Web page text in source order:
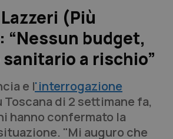
(Più
“Nessun budget,
a rischio”
e l'interrogazione
di 2 settimane fa,
hanno confermato la
"Mi auguro che